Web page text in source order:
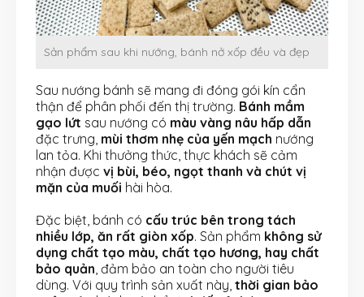
Sản phẩm sau khi nướng, bánh nở xốp đều và đẹp
Sau nướng bánh sẽ mang đi đóng gói kín cẩn
thận để phân phối đến thị trường. Bánh mầm
gạo lứt sau nướng có màu vàng nâu hấp dẫn
đặc trưng, mùi thơm nhẹ của yến mạch nướng
lan tỏa. Khi thưởng thức, thực khách sẽ cảm
nhận được vị bùi, béo, ngọt thanh và chút vị
mặn của muối hài hòa.
Đặc biệt, bánh có cấu trúc bên trong tách
nhiều lớp, ăn rất giòn xốp. Sản phẩm không sử
dụng chất tạo màu, chất tạo hương, hay chất
bảo quản, đảm bảo an toàn cho người tiêu
dùng. Với quy trình sản xuất này, thời gian bảo